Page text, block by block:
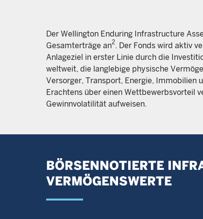
Der Wellington Enduring Infrastructure
Gesamterträge an2. Der Fonds wird aktiv
Anlageziel in erster Linie durch die
weltweit, die langlebige physische
Versorger, Transport, Energie, Immobilien
Erachtens über einen Wettbewerbsvorteil
Gewinnvolatilität aufweisen.
BÖRSENNOTIERTE
VERMÖGENSWERTE